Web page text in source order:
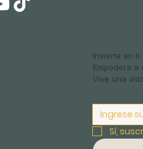
Invierte en ti
Empodera a
Vive una
Sí,